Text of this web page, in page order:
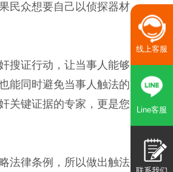
民众想要自己以侦探器材
搜证行动，让当事人能够
能同时避免当事人触法的
关键证据的专家，更是您
法律条例，所以做出触法
线上客服
Line客服